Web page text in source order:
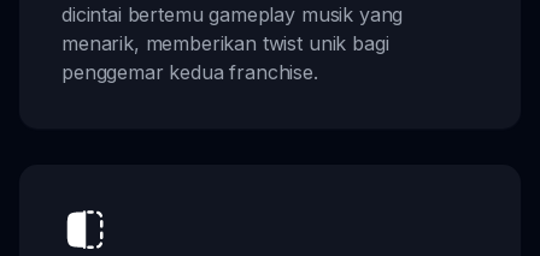
dicintai bertemu gameplay musik yang
menarik, memberikan twist unik bagi
penggemar kedua franchise.